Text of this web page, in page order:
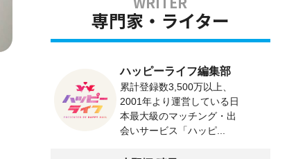
専門家・ライター
ハッピーライフ編集部
累計登録数3,500万以上、
2001年より運営している日
本最大級のマッチング・出
会いサービス「ハッピ...